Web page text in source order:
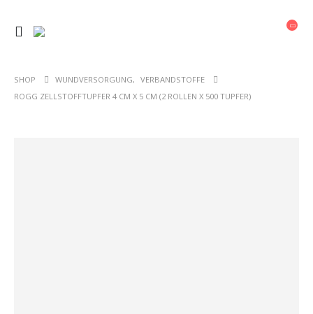
SHOP WUNDVERSORGUNG, VERBANDSTOFFE
ROGG ZELLSTOFFTUPFER 4 CM X 5 CM (2 ROLLEN X 500 TUPFER)